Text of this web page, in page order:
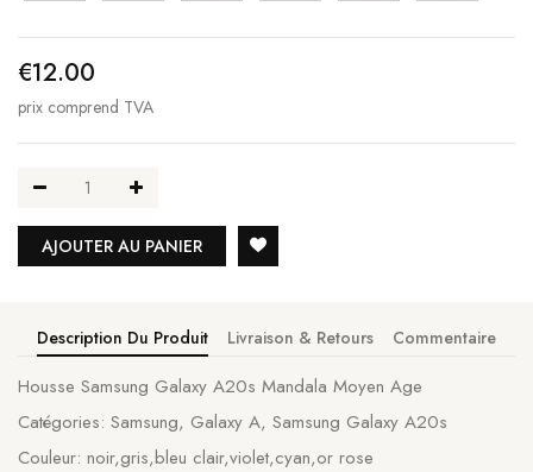
€12.00
prix comprend TVA
AJOUTER AU PANIER
Description Du Produit Livraison & Retours Commentaire
Housse Samsung Galaxy A20s Mandala Moyen Age
Catégories: Samsung, Galaxy A, Samsung Galaxy A20s
Couleur: noir,gris,bleu clair,violet,cyan,or rose